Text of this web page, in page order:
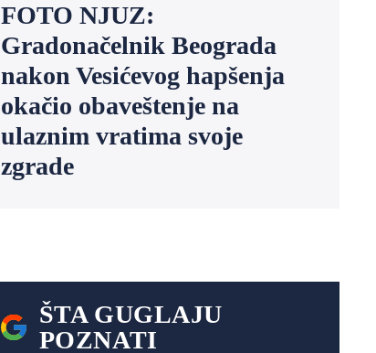
FOTO NJUZ:
Gradonačelnik Beograda
nakon Vesićevog hapšenja
okačio obaveštenje na
ulaznim vratima svoje
zgrade
ŠTA GUGLAJU
POZNATI